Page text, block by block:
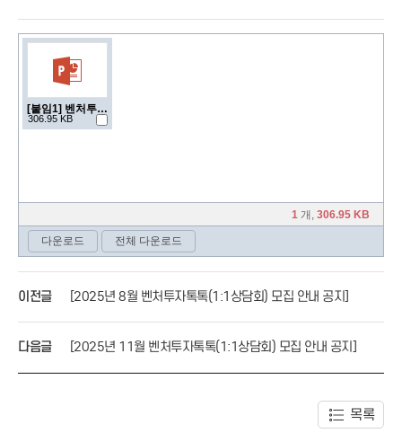
이전글 [2025년 8월 벤처투자톡톡(1:1상담회) 모집 안내 공지]
다음글 [2025년 11월 벤처투자톡톡(1:1상담회) 모집 안내 공지]
목록